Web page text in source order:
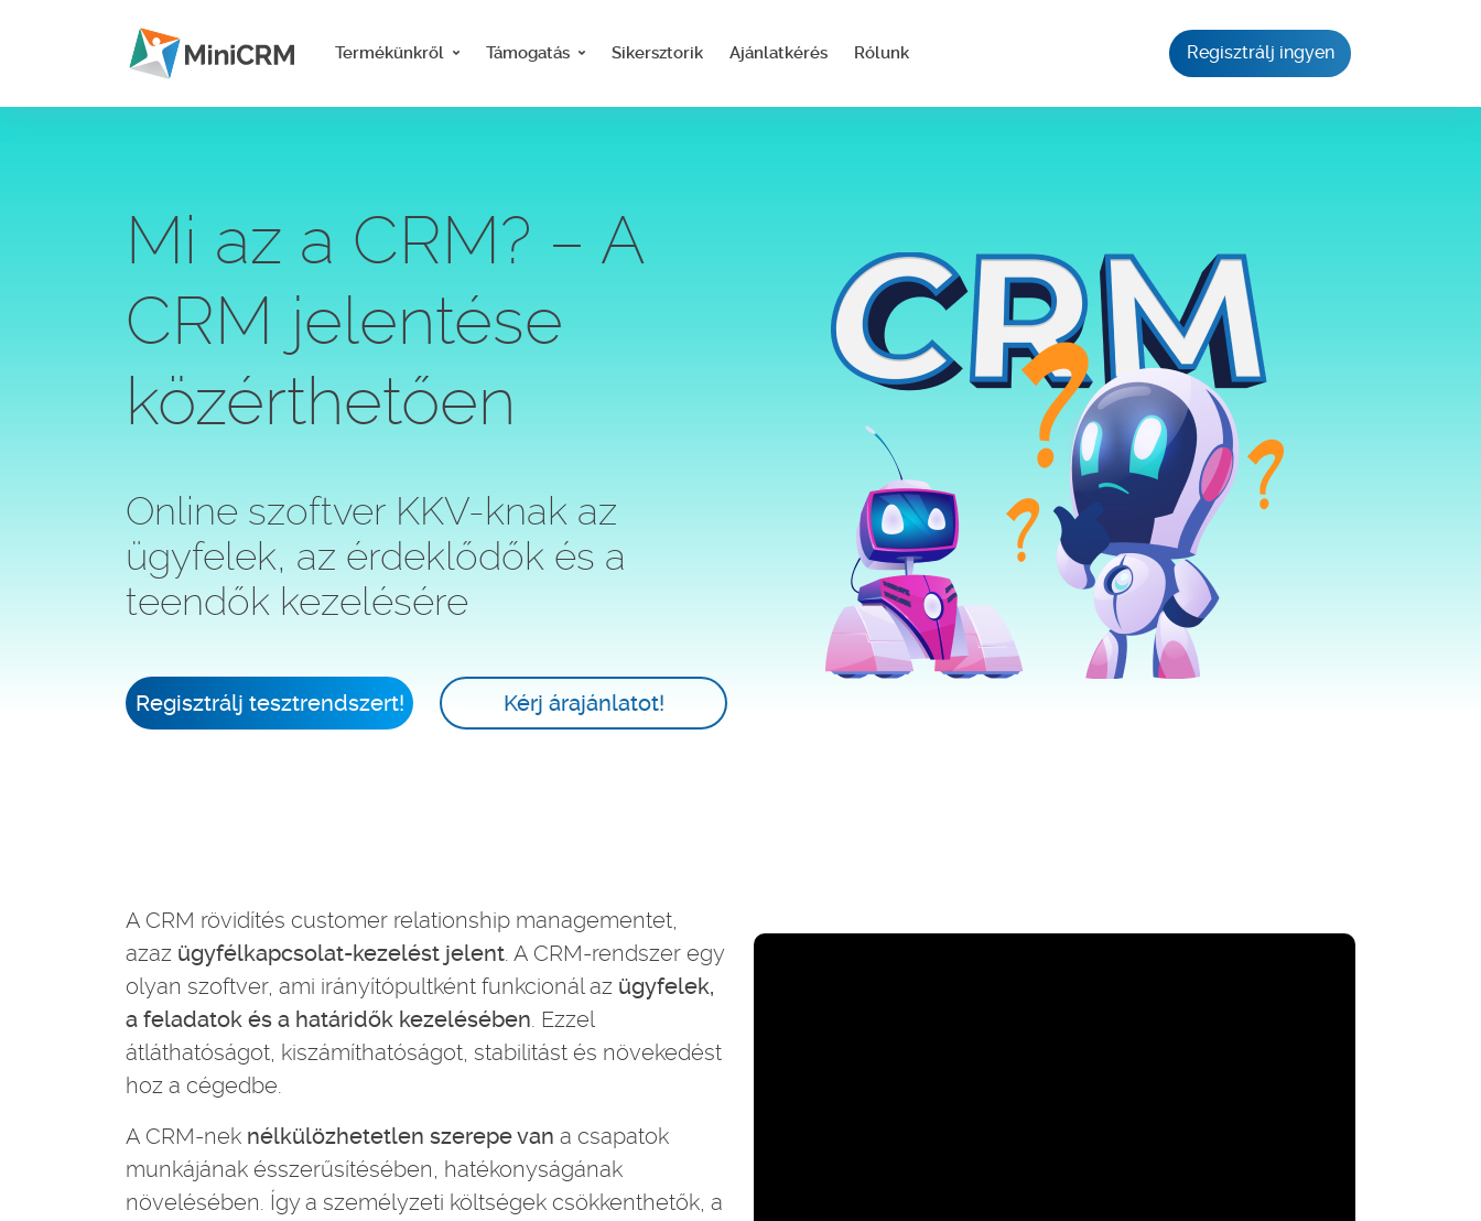
Termékünkről Támogatás Sikersztorik Ajánlatkérés Rólunk Regisztrálj ingyen
Mi az a CRM? – A
CRM jelentése
közérthetően
Online szoftver KKV-knak az
ügyfelek, az érdeklődők és a
teendők kezelésére
Regisztrálj tesztrendszert! Kérj árajánlatot!
A CRM rövidítés customer relationship managementet,
azaz ügyfélkapcsolat-kezelést jelent. A CRM-rendszer egy
olyan szoftver, ami irányítópultként funkcionál az ügyfelek,
a feladatok és a határidők kezelésében. Ezzel
átláthatóságot, kiszámíthatóságot, stabilitást és növekedést
hoz a cégedbe.
A CRM-nek nélkülözhetetlen szerepe van a csapatok
munkájának ésszerűsítésében, hatékonyságának
növelésében. Így a személyzeti költségek csökkenthetők, a